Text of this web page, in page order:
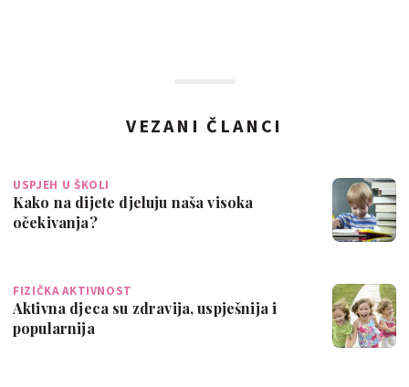
VEZANI ČLANCI
USPJEH U ŠKOLI
Kako na dijete djeluju naša visoka
očekivanja?
FIZIČKA AKTIVNOST
Aktivna djeca su zdravija, uspješnija i
popularnija